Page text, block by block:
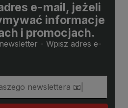
e-mail, jeżeli
informacje
i promocjach.
- Wpisz adres e-